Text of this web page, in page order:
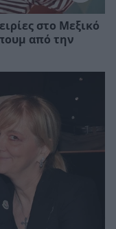
στο Μεξικό
από την